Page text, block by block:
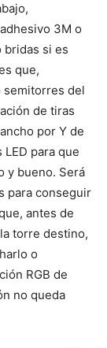
3M o
bridas si es
que,
semitorres del
de tiras
por Y de
para que
y bueno. Será
para conseguir
antes de
torre destino,
o
RGB de
no queda